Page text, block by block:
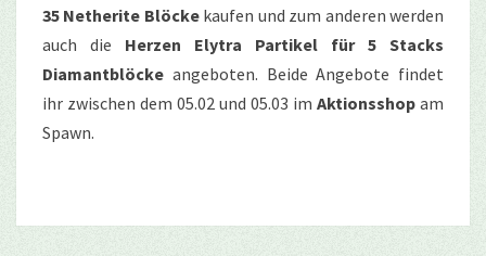
35 Netherite Blöckekaufen und zum anderen werden
auch die Herzen Elytra Partikel für 5 Stacks
Diamantblöcke angeboten. Beide Angebote findet
ihr zwischen dem 05.02 und 05.03 im Aktionsshop am
Spawn.